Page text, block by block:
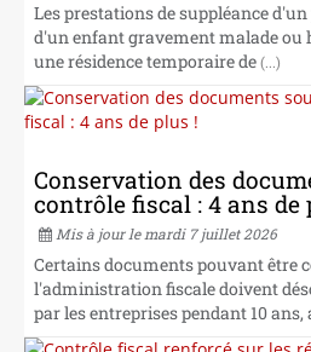
Les prestations de suppléance
d'un enfant gravement malade ou
une résidence temporaire de (...)
Conservation des
contrôle fiscal : 4 ans de
Mis à jour le mardi 7 juillet 2026
Certains documents pouvant être
l'administration fiscale doivent
par les entreprises pendant 10 ans,